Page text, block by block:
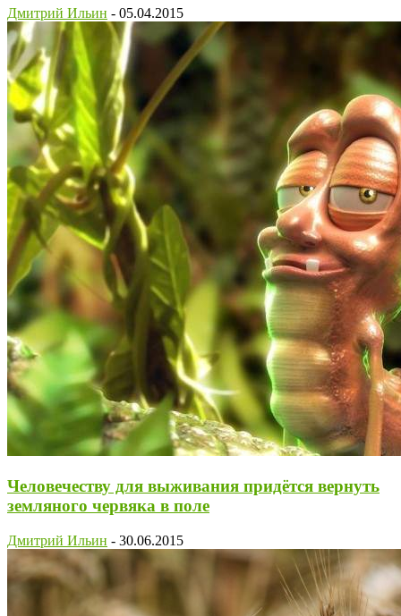
Дмитрий Ильин - 05.04.2015
Человечеству для выживания придётся вернуть
земляного червяка в поле
Дмитрий Ильин - 30.06.2015